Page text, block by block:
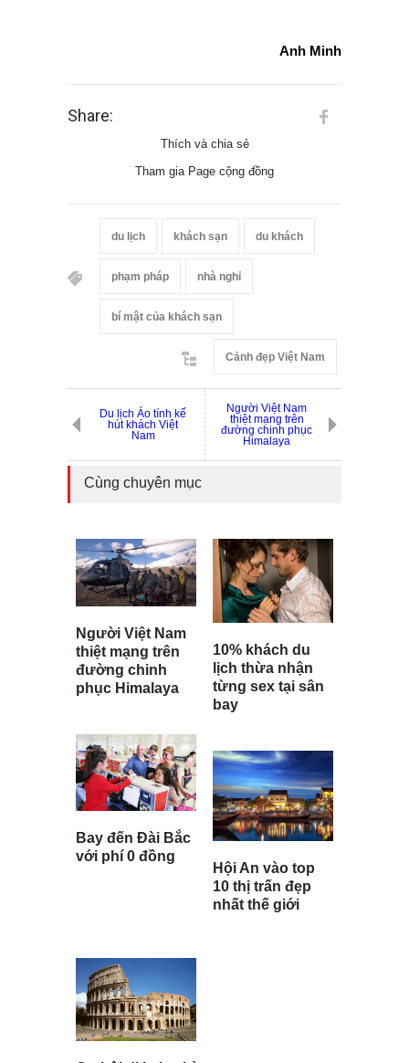
Anh Minh
Share:
Thích và chia sẻ
Tham gia Page cộng đồng
du lịch khách sạn du khách
phạm pháp nhà nghỉ
bí mật của khách sạn
Cảnh đẹp Việt Nam
Du lịch Áo tính kế
hút khách Việt
Nam
Người Việt Nam
thiệt mạng trên
đường chinh phục
Himalaya
Cùng chuyên mục
Người Việt Nam
thiệt mạng trên
đường chinh
phục Himalaya
Bay đến Đài Bắc
với phí 0 đồng
10% khách du
lịch thừa nhận
từng sex tại sân
bay
Hội An vào top
10 thị trấn đẹp
nhất thế giới